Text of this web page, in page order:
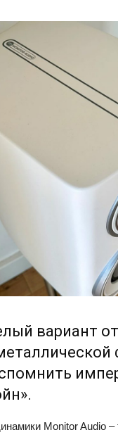
вариант
Monitor Audio